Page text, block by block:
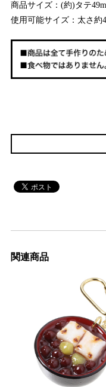
商品サイズ：(約)タテ
使用可能サイズ：太さ約
関連商品